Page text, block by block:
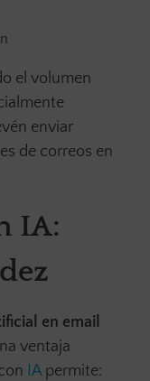
el volumen
enviar
de correos en
IA:
en email
ventaja
IApermite: